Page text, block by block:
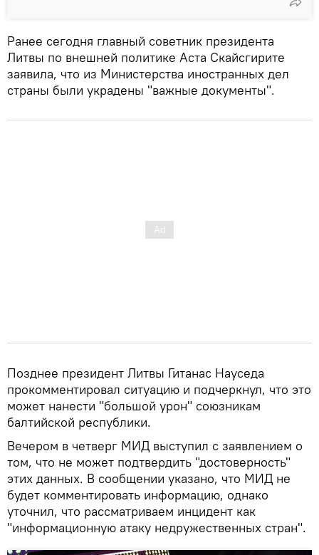
Ранее сегодня главный советник президента
Литвы по внешней политике Аста Скайсгирите
заявила, что из Министерства иностранных дел
страны были украдены "важные документы".
Позднее президент Литвы Гитанас Науседа
прокомментировал ситуацию и подчеркнул, что это
может нанести "большой урон" союзникам
балтийской республики.
Вечером в четверг МИД выступил с заявлением о
том, что не может подтвердить "достоверность"
этих данных. В сообщении указано, что МИД не
будет комментировать информацию, однако
уточнил, что рассматриваем инцидент как
"информационную атаку недружественных стран".